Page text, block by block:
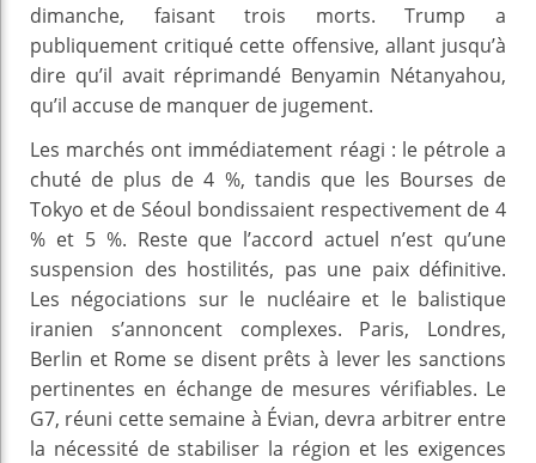
dimanche, faisant trois morts. Trump a
publiquement critiqué cette offensive, allant jusqu’à
dire qu’il avait réprimandé Benyamin Nétanyahou,
qu’il accuse de manquer de jugement.
Les marchés ont immédiatement réagi : le pétrole a
chuté de plus de 4 %, tandis que les Bourses de
Tokyo et de Séoul bondissaient respectivement de 4
% et 5 %. Reste que l’accord actuel n’est qu’une
suspension des hostilités, pas une paix définitive.
Les négociations sur le nucléaire et le balistique
iranien s’annoncent complexes. Paris, Londres,
Berlin et Rome se disent prêts à lever les sanctions
pertinentes en échange de mesures vérifiables. Le
G7, réuni cette semaine à Évian, devra arbitrer entre
la nécessité de stabiliser la région et les exigences